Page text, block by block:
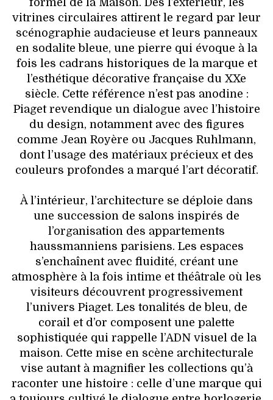
vitrines circulaires attirent le regard par leur
scénographie audacieuse et leurs panneaux
en sodalite bleue, une pierre qui évoque à la
fois les cadrans historiques de la marque et
l’esthétique décorative française du XXe
siècle. Cette référence n’est pas anodine :
Piaget revendique un dialogue avec l’histoire
du design, notamment avec des figures
comme Jean Royère ou Jacques Ruhlmann,
dont l’usage des matériaux précieux et des
couleurs profondes a marqué l’art décoratif.
À l’intérieur, l’architecture se déploie dans
une succession de salons inspirés de
l’organisation des appartements
haussmanniens parisiens. Les espaces
s’enchaînent avec fluidité, créant une
atmosphère à la fois intime et théâtrale où les
visiteurs découvrent progressivement
l’univers Piaget. Les tonalités de bleu, de
corail et d’or composent une palette
sophistiquée qui rappelle l’ADN visuel de la
maison. Cette mise en scène architecturale
vise autant à magnifier les collections qu’à
raconter une histoire : celle d’une marque qui